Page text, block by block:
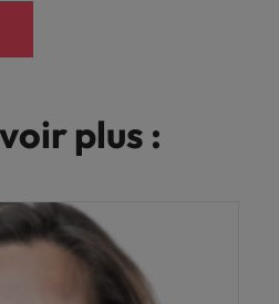
plus :